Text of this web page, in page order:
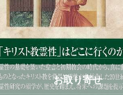
お取り寄せ